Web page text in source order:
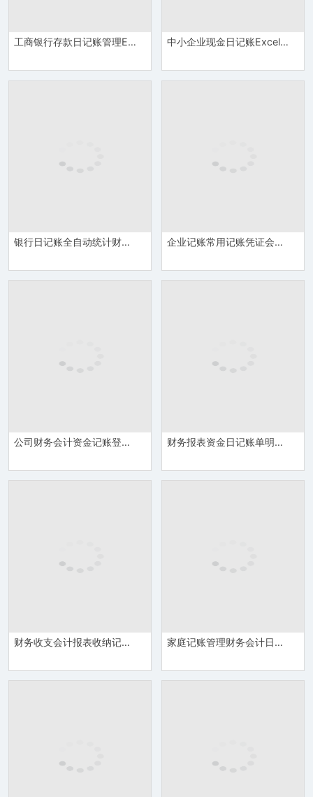
工商银行存款日记账管理Excel模板 中小企业现金日记账Excel模板
银行日记账全自动统计财务会计Excel模板 企业记账常用记账凭证会计报表Excel模板
公司财务会计资金记账登记详情报表Excel模板 财务报表资金日记账单明细报表Excel模板
财务收支会计报表收纳记账系统表Excel模板 家庭记账管理财务会计日常开销统计详情表Excel模板